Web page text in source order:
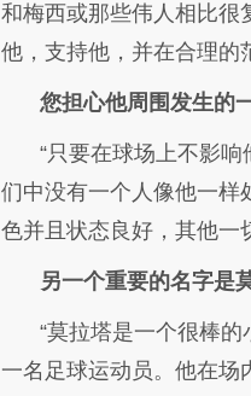
和梅西或那些伟人相比很
他，支持他，并在合理的
您担心他周围发生的
“只要在球场上不影
们中没有一个人像他一样
色并且状态良好，其他一
另一个重要的名字是
“莫拉塔是一个很棒
一名足球运动员。他在场